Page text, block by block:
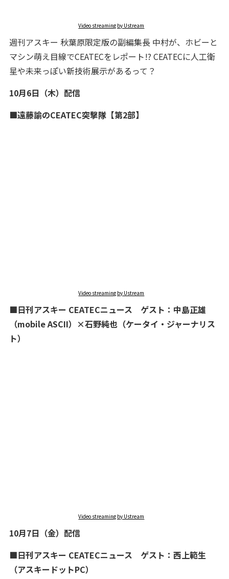
Video streaming by Ustream
週刊アスキー 秋葉原限定版の副編集長 中村が、ホビーと
マシン萌え目線でCEATECをレポート!? CEATECに人工衛
星や未来っぽい新技術展示があるって？
10月6日（木）配信
■遠藤諭のCEATEC突撃隊【第2部】
Video streaming by Ustream
■日刊アスキー CEATECニュース ゲスト：中島正雄
（mobile ASCII）×石野純也（ケータイ・ジャーナリス
ト）
Video streaming by Ustream
10月7日（金）配信
■日刊アスキー CEATECニュース ゲスト：西上範生
（アスキードットPC）